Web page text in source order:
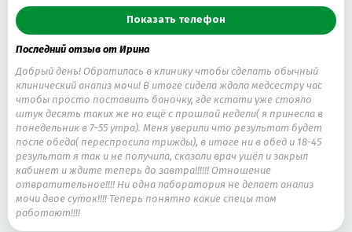
Показать телефон
Последний отзыв от Ирина
Добрый день! Обратилась в клинику чтобы сделать обычный
клинический анализ мочи! В итоге сидела ждала медсестру час
чтобы просто поставить баночку, где кстати уже стояло
штук десять таких же но ещё с прошлой недели( я принесла в
понедельник в 7-55 утра). Меня уверили что результат будет
после обеда( переспросила трижды), в итоге ни в обед и 18-45
результат я так и не получила, сказали врач ушёл и закрыл
кабинет и ждите теперь до завтра!!!!!! Отношение
отвратительное!!!! Ни одна лаборатория не делает анализ
мочи двое суток!!!! Теперь понятно какие спецы там
работают!!!!